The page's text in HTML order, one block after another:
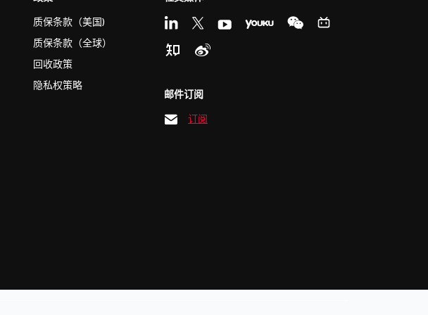
质保条款（美国)
质保条款（全球）
回收政策
隐私权策略
邮件订阅
订阅